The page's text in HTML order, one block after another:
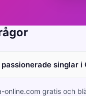
singlar i
online.com gratis och